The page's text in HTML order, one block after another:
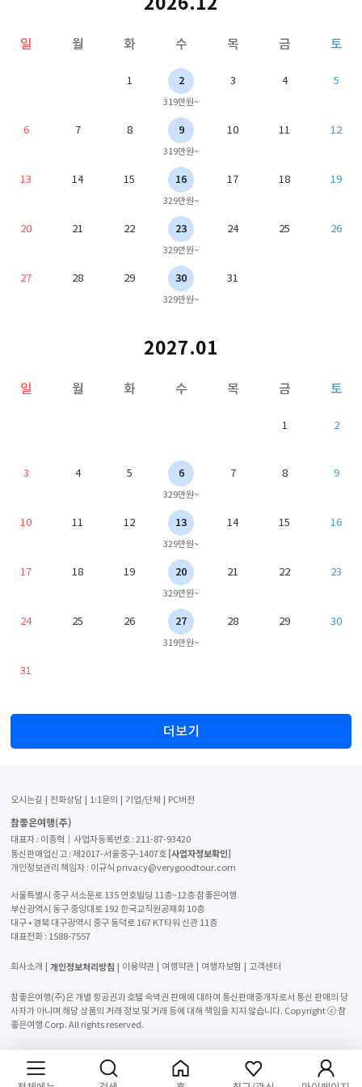
일 월 화 수 목 금 토
1 2
319만원~
3 4 5
6 7 8 9
319만원~
10 11 12
13 14 15 16
329만원~
17 18 19
20 21 22 23
329만원~
24 25 26
27 28 29 30
329만원~
31
2027.01
일 월 화 수 목 금 토
1 2
3 4 5 6
329만원~
7 8 9
10 11 12 13
329만원~
14 15 16
17 18 19 20
329만원~
21 22 23
24 25 26 27
319만원~
28 29 30
31
더보기
오시는길 전화상담 1:1문의 기업/단체 PC버전
참좋은여행(주)
대표자 : 이종혁│사업자등록번호 : 211-87-93420
통신판매업신고 : 제2017-서울중구-1407호 [사업자정보확인]
개인정보관리 책임자 : 이규식 privacy@verygoodtour.com
서울특별시 중구 서소문로 135 연호빌딩 11층~12층 참좋은여행
부산광역시 동구 중앙대로 192 한국교직원공제회 10층
대구 • 경북 대구광역시 중구 동덕로 167 KT타워 신관 11층
대표전화 : 1588-7557
회사소개 개인정보처리방침 이용약관 여행약관 여행자보험 고객센터
참좋은여행(주)은 개별 항공권과 호텔 숙박권 판매에 대하여 통신판매중개자로서 통신 판매의 당
사자가 아니며 해당 상품의 거래 정보 및 거래 등에 대해 책임을 지지 않습니다. Copyright ⓒ 참
좋은여행 Corp. All rights reserved.